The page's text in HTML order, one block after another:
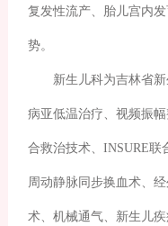
复发性流产、胎儿宫内
势。
新生儿科为吉林省新
病亚低温治疗、视频振
合救治技术、INSURE联
周动静脉同步换血术、
术、机械通气、新生儿